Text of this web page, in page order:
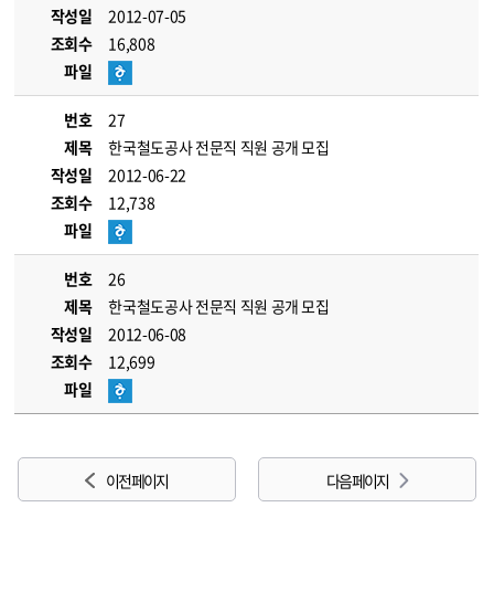
작성일
2012-07-05
조회수
16,808
파일
번호
27
제목
한국철도공사 전문직 직원 공개 모집
작성일
2012-06-22
조회수
12,738
파일
번호
26
제목
한국철도공사 전문직 직원 공개 모집
작성일
2012-06-08
조회수
12,699
파일
이전 페이지 다음 페이지